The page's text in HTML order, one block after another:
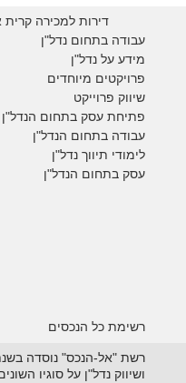
דירות למכירה קרית
עבודה בתחום נדל"ן
מידע על נדל"ן
פרויקטים מיוחדים
שיווק פרוייקט
פתיחת עסק בתחום הנדל"ן
עבודה בתחום הנדל"ן
לימודי תיווך נדל"ן
עסק בתחום הנדל"ן
רשימת כל הנכסים